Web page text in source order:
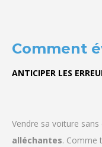
Comment
ANTICIPER LES
Vendre sa voiture
alléchantes. Comme